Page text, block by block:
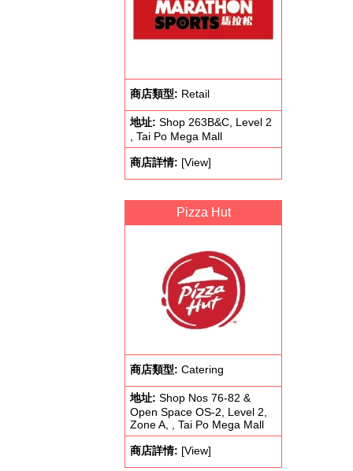
商店類型: Retail
地址: Shop 263B&C, Level 2
, Tai Po Mega Mall
商店詳情: [View]
Pizza Hut
商店類型: Catering
地址: Shop Nos 76-82 &
Open Space OS-2, Level 2,
Zone A, , Tai Po Mega Mall
商店詳情: [View]